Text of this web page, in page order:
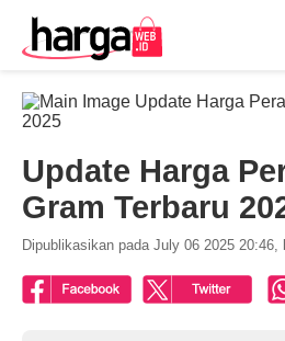
Update Harga
Gram Terbaru
Dipublikasikan pada July 06 2025 20:46,